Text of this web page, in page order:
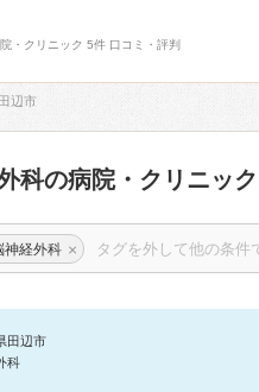
・クリニック 5件 口コミ・評判
田辺市
科の病院・クリニック
神経外科 ×
田辺市
科